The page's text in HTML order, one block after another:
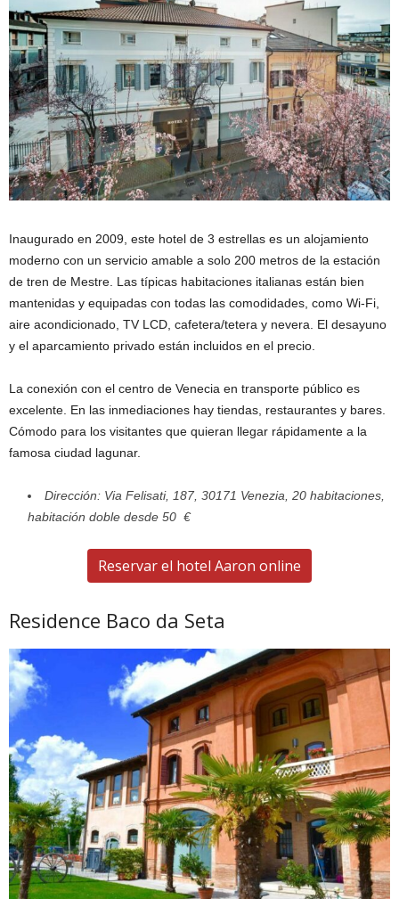
Inaugurado en 2009, este hotel de 3 estrellas es un alojamiento
moderno con un servicio amable a solo 200 metros de la estación
de tren de Mestre. Las típicas habitaciones italianas están bien
mantenidas y equipadas con todas las comodidades, como Wi-Fi,
aire acondicionado, TV LCD, cafetera/tetera y nevera. El desayuno
y el aparcamiento privado están incluidos en el precio.
La conexión con el centro de Venecia en transporte público es
excelente. En las inmediaciones hay tiendas, restaurantes y bares.
Cómodo para los visitantes que quieran llegar rápidamente a la
famosa ciudad lagunar.
Dirección: Via Felisati, 187, 30171 Venezia, 20 habitaciones,
habitación doble desde 50 €
Reservar el hotel Aaron online
Residence Baco da Seta